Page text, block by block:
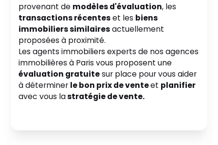
provenant de modèles d'évaluation, les
transactions récenteset les biens
immobiliers similairesactuellement
proposées à proximité.
Les agents immobiliers experts de nos agences
immobilières à Paris vous proposent une
évaluation gratuitesur place pour vous aider
à déterminer le bon prix de venteet planifier
avec vous lastratégie de vente.